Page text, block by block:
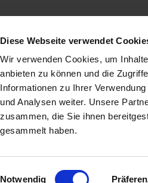
Diese Webseite verwendet
Wir verwenden Cookies, um
anbieten zu können und die
Informationen zu Ihrer
und Analysen weiter. Unsere
zusammen, die Sie ihnen
gesammelt haben.
Einwilligungsauswahl
Notwendig
Über die
Impressum